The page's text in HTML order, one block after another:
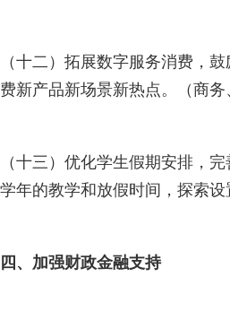
（十二）拓展数字服务消费，
费新产品新场景新热点。（商
（十三）优化学生假期安排，
学年的教学和放假时间，探索
四、加强财政金融支持